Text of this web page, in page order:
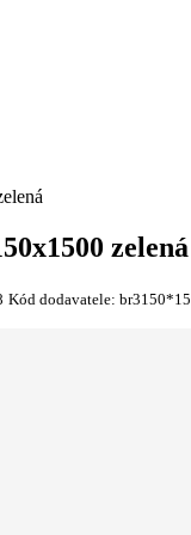
zelená
Kód dodavatele: